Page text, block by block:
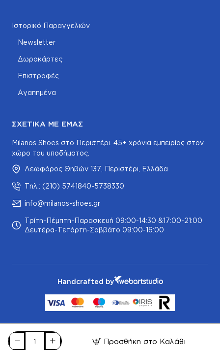
Προσθήκη στο Καλάθι
Ιστορικό Παραγγελιών
Newsletter
Δωροκάρτες
Επιστροφές
Αγαπημένα
ΣΧΕΤΙΚΆ ΜΕ ΕΜΆΣ
Milanos Shoes στο Περιστέρι. 45+ χρόνια εμπειρίας στον
χώρο του υποδήματος.
Λεωφόρος Θηβών 137, Περιστέρι, Ελλάδα
Τηλ.: (210) 5741840-5738330
info@milanos-shoes.gr
Τρίτη-Πέμπτη-Παρασκευή 09:00-14:30 &17:00-21:00
Δευτέρα-Τετάρτη-Σαββάτο 09:00-16:00
Handcrafted by